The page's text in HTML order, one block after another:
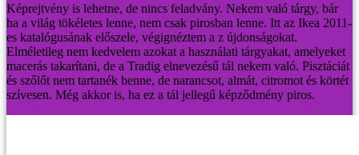
Képrejtvény is lehetne, de nincs feladvány. Nekem való tárgy, bár
ha a világ tökéletes lenne, nem csak pirosban lenne. Itt az Ikea 2011-
es katalógusának előszele, végignéztem a z újdonságokat.
Elméletileg nem kedvelem azokat a használati tárgyakat, amelyeket
macerás takarítani, de a Tradig elnevezésű tál nekem való. Pisztáciát
és szőlőt nem tartanék benne, de narancsot, almát, citromot és körtét
szívesen. Még akkor is, ha ez a tál jellegű képződmény piros.